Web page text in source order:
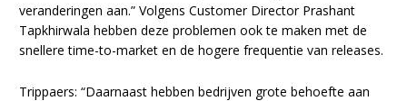
veranderingen aan.” Volgens Customer Director Prashant
Tapkhirwala hebben deze problemen ook te maken met de
snellere time-to-market en de hogere frequentie van releases.
Trippaers: “Daarnaast hebben bedrijven grote behoefte aan